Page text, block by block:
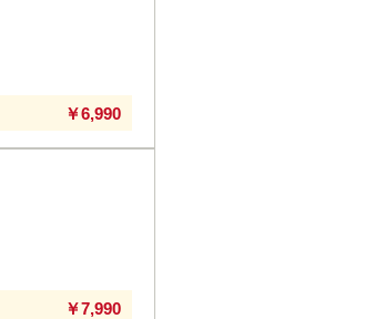
￥6,990
￥7,990